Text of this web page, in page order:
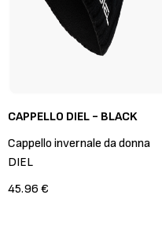
CAPPELLO DIEL - BLACK
Cappello invernale da donna
DIEL
45.96 €